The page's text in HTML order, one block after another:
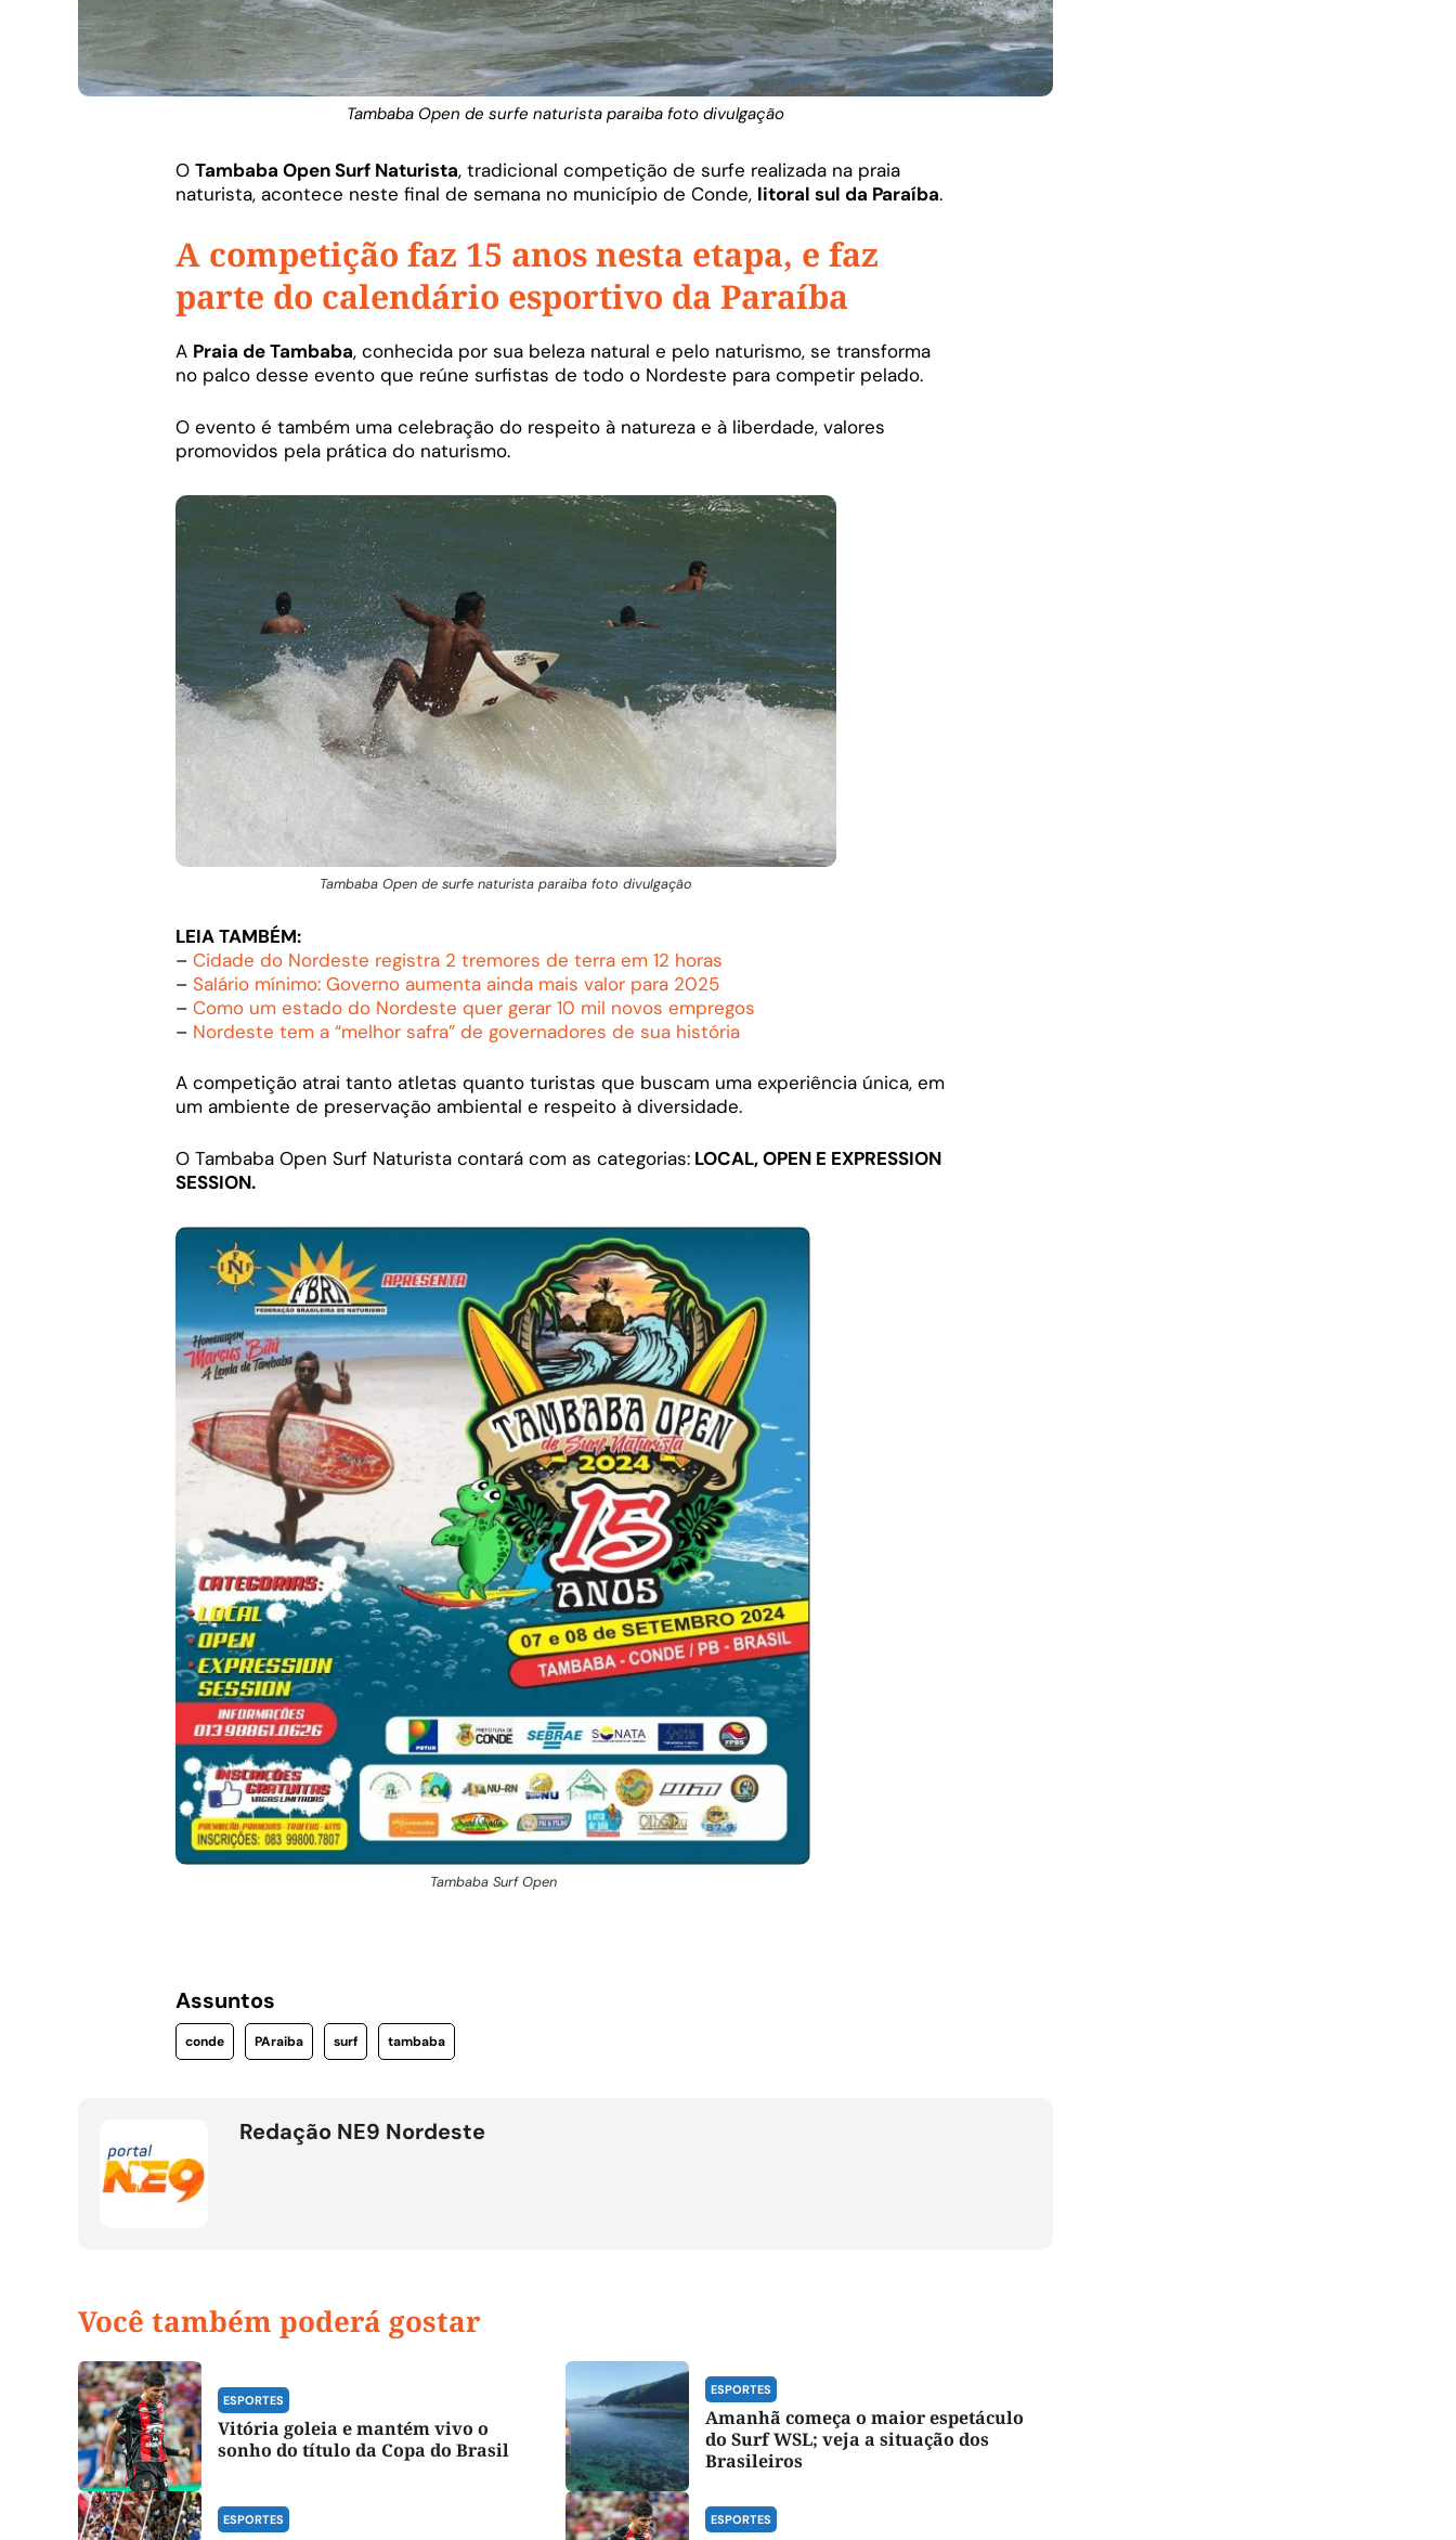
Tambaba Open de surfe naturista paraiba foto divulgação
O Tambaba Open Surf Naturista, tradicional competição de surfe realizada na praia
naturista, acontece neste final de semana no município de Conde, litoral sul da Paraíba.
A competição faz 15 anos nesta etapa, e faz
parte do calendário esportivo da Paraíba
A Praia de Tambaba, conhecida por sua beleza natural e pelo naturismo, se transforma
no palco desse evento que reúne surfistas de todo o Nordeste para competir pelado.
O evento é também uma celebração do respeito à natureza e à liberdade, valores
promovidos pela prática do naturismo.
Tambaba Open de surfe naturista paraiba foto divulgação
LEIA TAMBÉM:
– Cidade do Nordeste registra 2 tremores de terra em 12 horas
– Salário mínimo: Governo aumenta ainda mais valor para 2025
– Como um estado do Nordeste quer gerar 10 mil novos empregos
– Nordeste tem a “melhor safra” de governadores de sua história
A competição atrai tanto atletas quanto turistas que buscam uma experiência única, em
um ambiente de preservação ambiental e respeito à diversidade.
O Tambaba Open Surf Naturista contará com as categorias: LOCAL, OPEN E EXPRESSION
SESSION.
Tambaba Surf Open
Assuntos
conde PAraiba surf tambaba
Redação NE9 Nordeste
Você também poderá gostar
ESPORTES
Vitória goleia e mantém vivo o
sonho do título da Copa do Brasil
ESPORTES
Amanhã começa o maior espetáculo
do Surf WSL; veja a situação dos
Brasileiros
ESPORTES ESPORTES